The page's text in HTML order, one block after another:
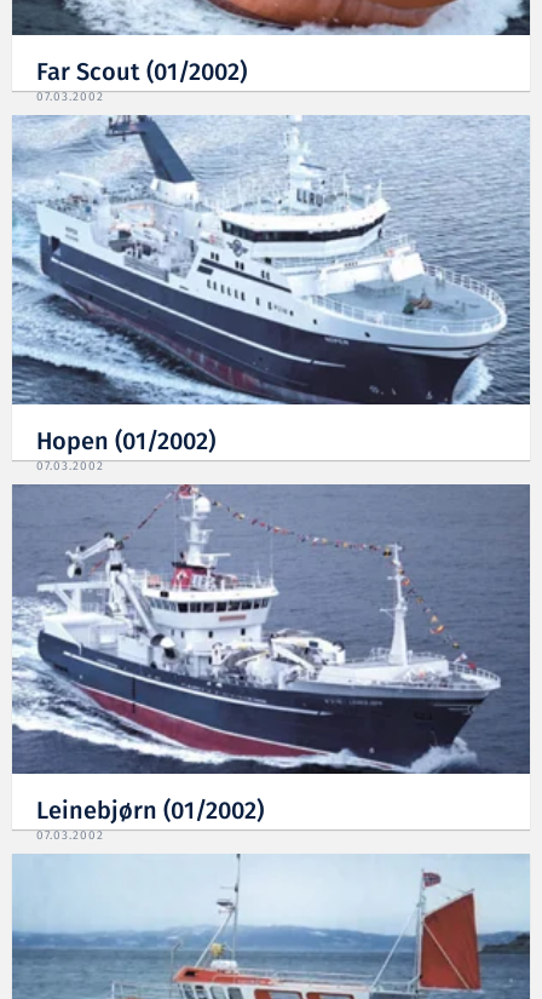
Far Scout (01/2002)
07.03.2002
Hopen (01/2002)
07.03.2002
Leinebjørn (01/2002)
07.03.2002